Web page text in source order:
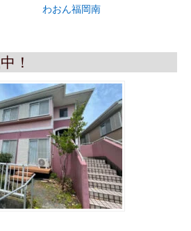
わおん福岡南
！